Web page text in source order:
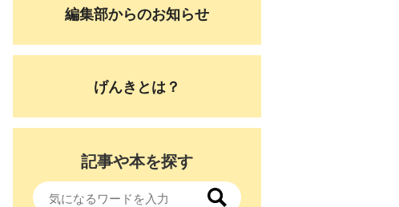
編集部からのお知らせ
げんきとは？
記事や本を探す